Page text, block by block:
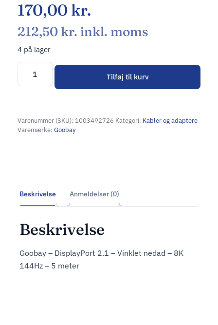
170,00 kr.
212,50 kr. inkl. moms
4 på lager
Tilføj til kurv
Alternative:
Varenummer (SKU): 1003492726 Kategori: Kabler og adaptere
Varemærke: Goobay
Beskrivelse Anmeldelser (0)
Beskrivelse
Goobay – DisplayPort 2.1 – Vinklet nedad – 8K
144Hz – 5 meter